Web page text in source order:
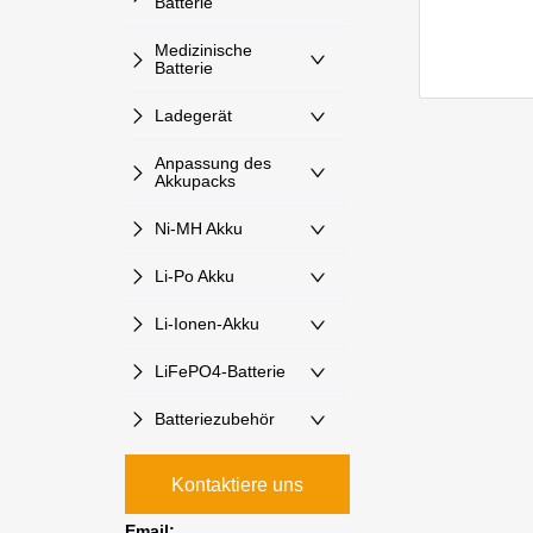
Medizinische
Batterie
Ladegerät
Anpassung des
Akkupacks
Ni-MH Akku
Li-Po Akku
Li-Ionen-Akku
LiFePO4-Batterie
Batteriezubehör
Kontaktiere uns